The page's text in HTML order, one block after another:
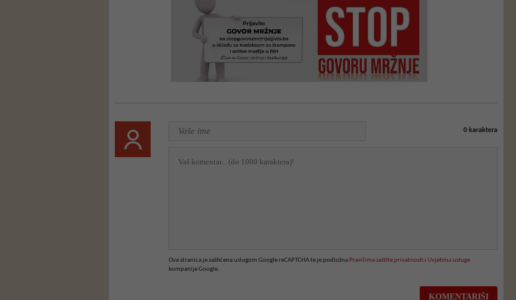
0karaktera
Ova stranica je zaštićena uslugom Google reCAPTCHA te je podložna Pravilima zaštite privatnostii Uvjetima usluge
kompanije Google.